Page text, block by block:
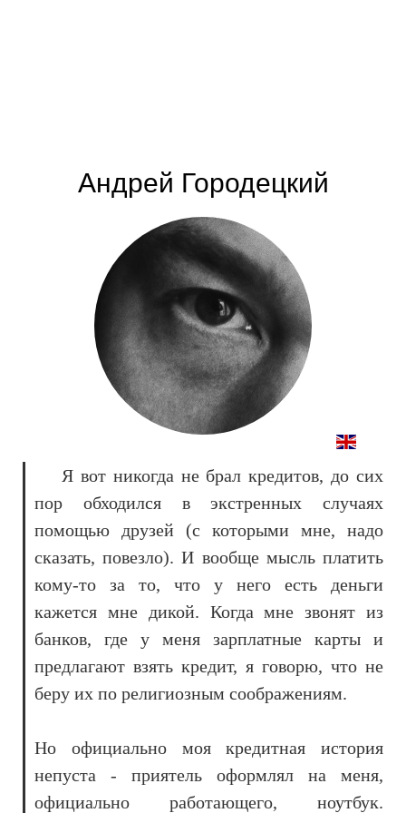
Андрей Городецкий
Я вот никогда не брал кредитов, до сих
пор обходился в экстренных случаях
помощью друзей (с которыми мне, надо
сказать, повезло). И вообще мысль платить
кому-то за то, что у него есть деньги
кажется мне дикой. Когда мне звонят из
банков, где у меня зарплатные карты и
предлагают взять кредит, я говорю, что не
беру их по религиозным соображениям.
Но официально моя кредитная история
непуста - приятель оформлял на меня,
официально работающего, ноутбук.